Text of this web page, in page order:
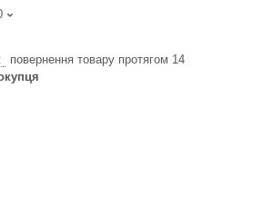
повернення товару протягом 14